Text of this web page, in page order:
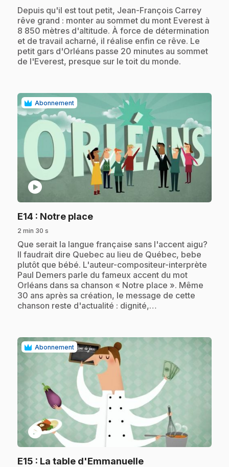
.Depuis qu'il est tout petit, Jean-François Carrey
rêve grand : monter au sommet du mont Everest à
8 850 mètres d'altitude. À force de détermination
et de travail acharné, il réalise enfin ce rêve. Le
petit gars d'Orléans passe 20 minutes au sommet
de l'Everest, presque sur le toit du monde.
Abonnement
play_circle
E14 : Notre place.
2 min 30 s
.Que serait la langue française sans l'accent aigu?
Il faudrait dire Quebec au lieu de Québec, bebe
plutôt que bébé. L'auteur-compositeur-interprète
Paul Demers parle du fameux accent du mot
Orléans dans sa chanson « Notre place ». Même
30 ans après sa création, le message de cette
chanson reste d'actualité : dignité,…
Abonnement
play_circle
E15 : La table d'Emmanuelle.